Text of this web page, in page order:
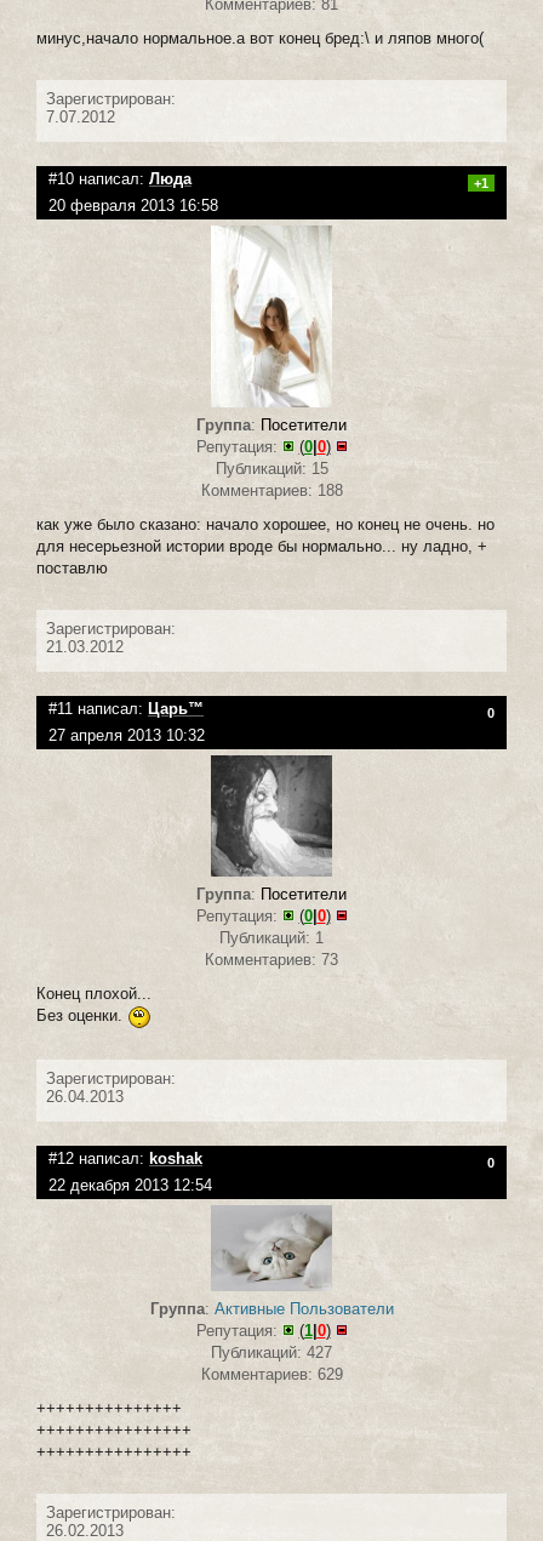
Комментариев: 81
минус,начало нормальное.а вот конец бред:\ и ляпов много(
Зарегистрирован:
7.07.2012
#10 написал: Люда +1
20 февраля 2013 16:58
Группа: Посетители
Репутация:
(0| 0)
Публикаций: 15
Комментариев: 188
как уже было сказано: начало хорошее, но конец не очень. но
для несерьезной истории вроде бы нормально... ну ладно, +
поставлю
Зарегистрирован:
21.03.2012
#11 написал: Царь™ 0
27 апреля 2013 10:32
Группа: Посетители
Репутация:
(0| 0)
Публикаций: 1
Комментариев: 73
Конец плохой...
Без оценки.
Зарегистрирован:
26.04.2013
#12 написал: koshak 0
22 декабря 2013 12:54
Группа: Активные Пользователи
Репутация:
(1| 0)
Публикаций: 427
Комментариев: 629
+++++++++++++++
++++++++++++++++
++++++++++++++++
Зарегистрирован:
26.02.2013